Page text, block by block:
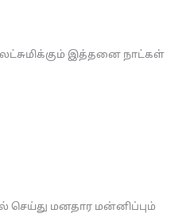
இத்தனை நாட்கள்
செய்து மனதார மன்னிப்பும்